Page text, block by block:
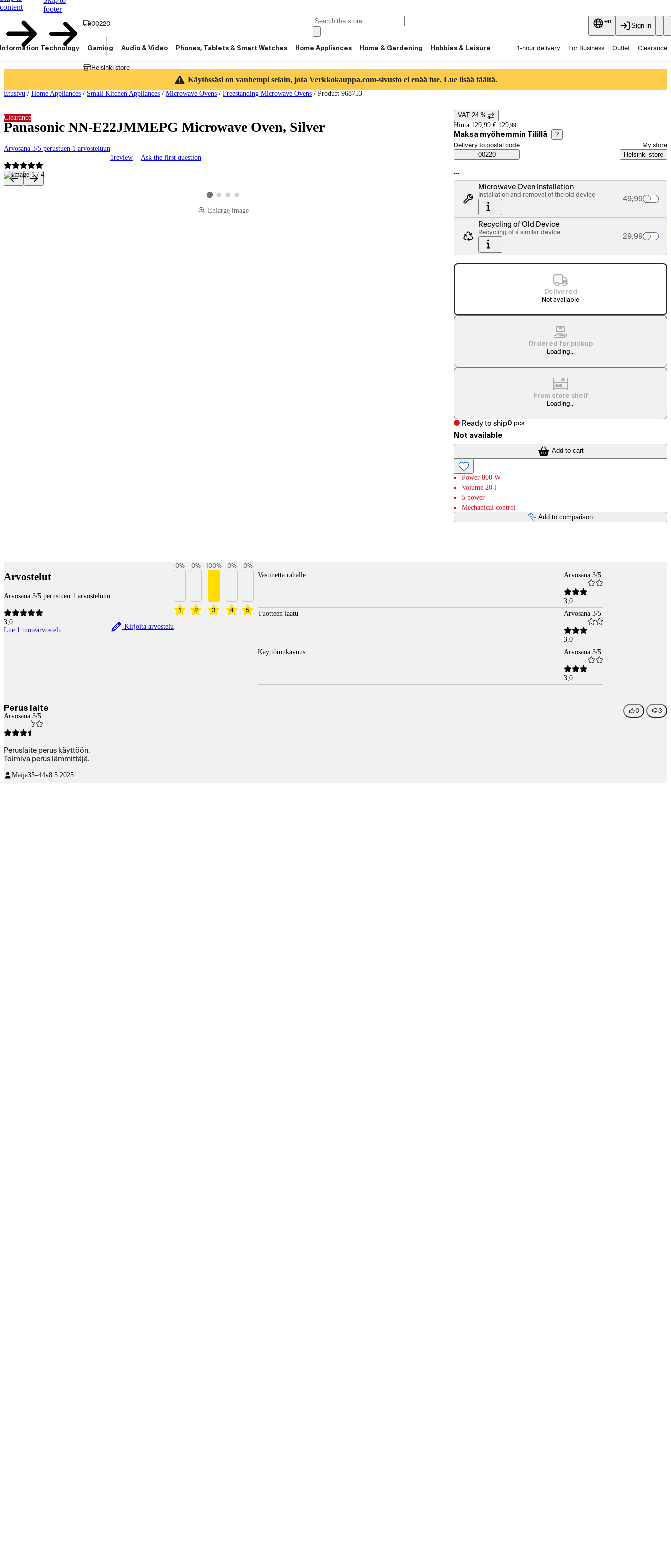
content
footer
00220
Helsinki store
en
Sign in
Information Technology Gaming Audio & Video Phones, Tablets & Smart Watches Home Appliances Home & Gardening Hobbies & Leisure 1-hour delivery For Business Outlet Clearance
Käytössäsi on vanhempi selain, jota Verkkokauppa.com-sivusto ei enää tue. Lue lisää täältä.
Etusivu / Home Appliances / Small Kitchen Appliances / Microwave Ovens / Freestanding Microwave Ovens / Product 968753
Panasonic NN-E22JMMEPG Microwave Oven, Silver
Arvosana 3/5 perustuen 1 arvosteluun
1review Ask the first question
Clearance
Product images and videos
View product image 1
View product image 2
View product image 3
View product image 4
Enlarge image
Price details
VAT 24 %
Hinta 129,99 €. 129,99
Maksa myöhemmin Tilillä ?
Saatavuustiedot
Select order method
Delivery to postal code
00220
My store
Helsinki store
…
Microwave Oven Installation
Installation and removal of the old device
Palvelun hinta
49,99
Recycling of Old Device
Recycling of a similar device
Palvelun hinta
29,99
Delivered
Not available
Ordered for pickup
Loading...
From store shelf
Loading...
Ready to ship0 pcs
Not available
Add to cart
Power 800 W
Volume 20 l
5 power
Mechanical control
Add to comparison
Arvostelut
Arvosana 3/5 perustuen 1 arvosteluun
3,0
Lue 1 tuotearvostelu
Kirjoita arvostelu
1
0%
2
0%
3
100%
4
0%
5
0%
Vastinetta rahalle Arvosana 3/5
3,0
Tuotteen laatu
Arvosana 3/5
3,0
Käyttömukavuus
Arvosana 3/5
3,0
Perus laite
Arvosana 3/5
0 3
Peruslaite perus käyttöön.
Toimiva perus lämmittäjä.
Maija35–44v8.5.2025